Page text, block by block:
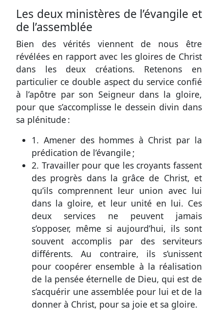
Les deux ministères de l’évangile et
de l’assemblée
Bien des vérités viennent de nous être
révélées en rapport avec les gloires de Christ
dans les deux créations. Retenons en
particulier ce double aspect du service confié
à l’apôtre par son Seigneur dans la gloire,
pour que s’accomplisse le dessein divin dans
sa plénitude :
1. Amener des hommes à Christ par la
prédication de l’évangile ;
2. Travailler pour que les croyants fassent
des progrès dans la grâce de Christ, et
qu’ils comprennent leur union avec lui
dans la gloire, et leur unité en lui. Ces
deux services ne peuvent jamais
s’opposer, même si aujourd’hui, ils sont
souvent accomplis par des serviteurs
différents. Au contraire, ils s’unissent
pour coopérer ensemble à la réalisation
de la pensée éternelle de Dieu, qui est de
s’acquérir une assemblée pour lui et de la
donner à Christ, pour sa joie et sa gloire.